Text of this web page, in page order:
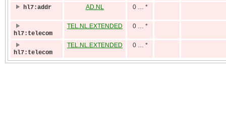
hl7:addr
AD.NL 0 … *
hl7:telecom
TEL.NL.EXTENDED 0 … *
hl7:telecom
TEL.NL.EXTENDED 0 … *